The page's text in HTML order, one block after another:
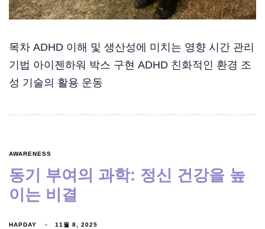
목차 ADHD 이해 및 생산성에 미치는 영향 시간 관리
기법 아이젠하워 박스 구현 ADHD 친화적인 환경 조
성 기술의 활용 운동
AWARENESS
동기 부여의 과학: 정신 건강을 높
이는 비결
HAPDAY 11월 8, 2025